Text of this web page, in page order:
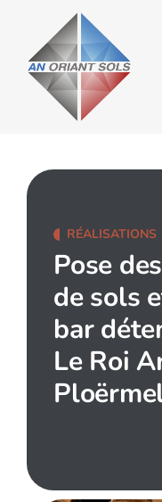
RÉALISATIONS
Pose
de sols
bar
Le Roi